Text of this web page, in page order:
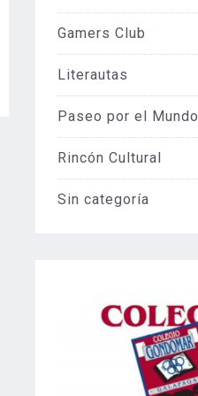
Gamers Club
Literautas
Paseo por el Mundo
Rincón Cultural
Sin categoría